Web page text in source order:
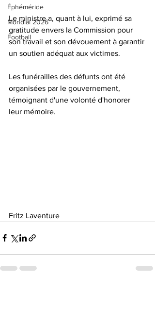
Éphéméride
Mondial 2026
Football
Le ministre a, quant à lui, exprimé sa
gratitude envers la Commission pour
son travail et son dévouement à garantir
un soutien adéquat aux victimes.
Les funérailles des défunts ont été
organisées par le gouvernement,
témoignant d'une volonté d'honorer
leur mémoire.
Fritz Laventure